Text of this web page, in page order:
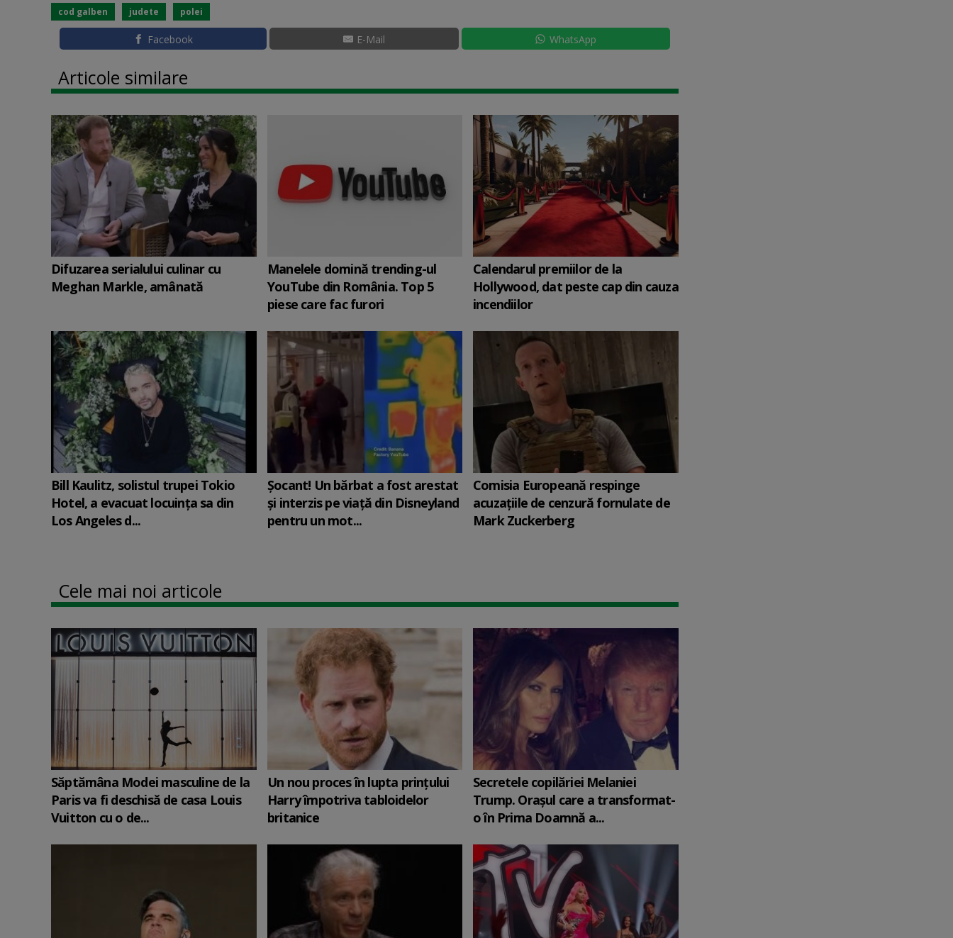
cod galben judete polei
Facebook E-Mail WhatsApp
Articole similare
Difuzarea serialului culinar cu
Meghan Markle, amânată
Manelele domină trending-ul
YouTube din România. Top 5
piese care fac furori
Calendarul premiilor de la
Hollywood, dat peste cap din cauza
incendiilor
Bill Kaulitz, solistul trupei Tokio
Hotel, a evacuat locuinţa sa din
Los Angeles d...
Șocant! Un bărbat a fost arestat
și interzis pe viață din Disneyland
pentru un mot...
Comisia Europeană respinge
acuzaţiile de cenzură fornulate de
Mark Zuckerberg
Cele mai noi articole
Săptămâna Modei masculine de la
Paris va fi deschisă de casa Louis
Vuitton cu o de...
Un nou proces în lupta prinţului
Harry împotriva tabloidelor
britanice
Secretele copilăriei Melaniei
Trump. Orașul care a transformat-
o în Prima Doamnă a...